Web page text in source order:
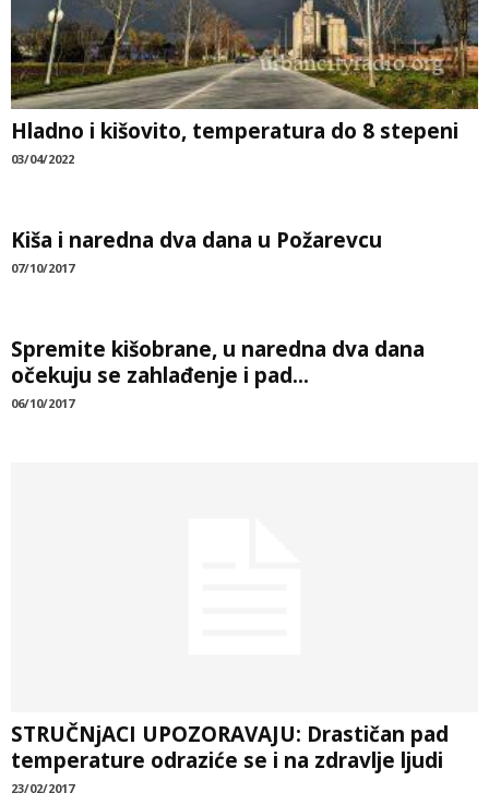
Hladno i kišovito, temperatura do 8 stepeni
03/04/2022
Kiša i naredna dva dana u Požarevcu
07/10/2017
Spremite kišobrane, u naredna dva dana
očekuju se zahlađenje i pad...
06/10/2017
STRUČNjACI UPOZORAVAJU: Drastičan pad
temperature odraziće se i na zdravlje ljudi
23/02/2017